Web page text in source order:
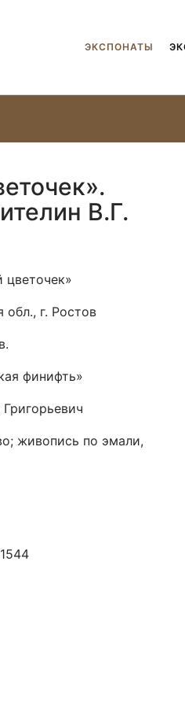
ЭКСПОНАТЫ
В.Г.
цветочек»
г. Ростов
финифть»
живопись по эмали,